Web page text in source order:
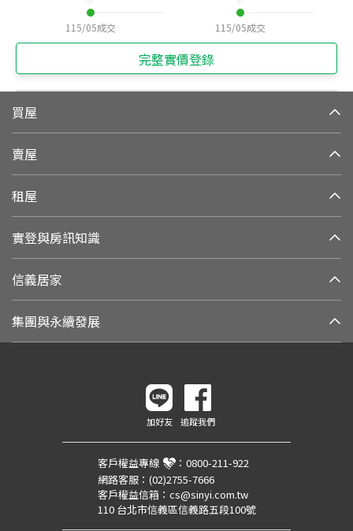
115/05成交 115/05成交
完整實價登錄
買屋
賣屋
租屋
實登與房訊知識
信義居家
集團與永續發展
加好友 追蹤我們
客戶權益專線 ： 0800-211-922
網路客服： (02)2755-7666
客戶權益信箱： cs@sinyi.com.tw
110 台北市信義區信義路五段100號